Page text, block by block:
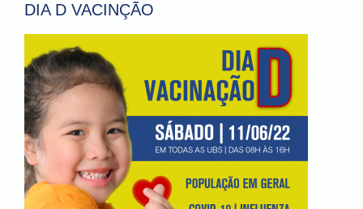
DIA D VACINÇÃO